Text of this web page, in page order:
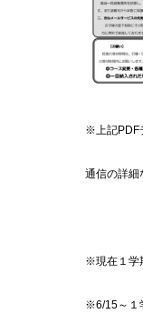
※上記PDF
通信の詳細
※現在１学
※6/15～１